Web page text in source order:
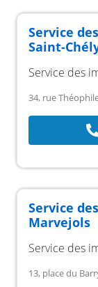
Service
Saint-
Service des
34, rue
Service
Marvejols
Service des
13, place du